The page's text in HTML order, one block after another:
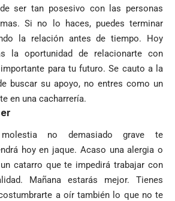
ser tan posesivo con las personas
Si no lo haces, puedes terminar
la relación antes de tiempo. Hoy
la oportunidad de relacionarte con
para tu futuro. Se cauto a la
buscar su apoyo, no entres como un
en una cacharrería.
no demasiado grave te
hoy en jaque. Acaso una alergia o
catarro que te impedirá trabajar con
Mañana estarás mejor. Tienes
a oír también lo que no te